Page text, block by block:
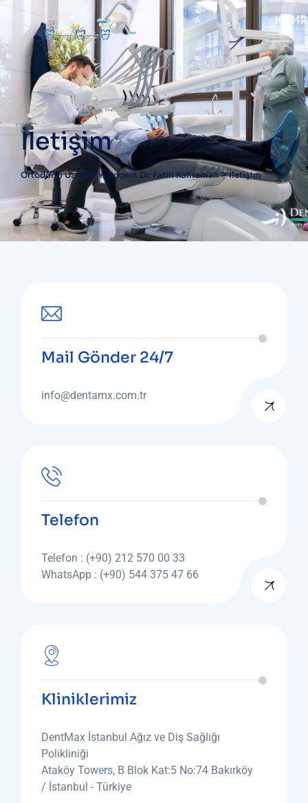
İletişim
Ortodonti Uzmanı Y. Doçent Dr. Fatih Kahraman>İletişim
Mail Gönder 24/7
info@dentamx.com.tr
Telefon
Telefon : (+90) 212 570 00 33
WhatsApp : (+90) 544 375 47 66
Kliniklerimiz
DentMax İstanbul Ağız ve Diş Sağlığı
Polikliniği
Ataköy Towers, B Blok Kat:5 No:74 Bakırköy
/ İstanbul - Türkiye